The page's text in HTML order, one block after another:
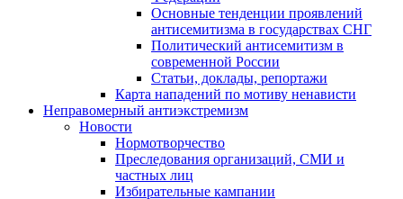
Основные тенденции проявлений
антисемитизма в государствах СНГ
Политический антисемитизм в
современной России
Статьи, доклады, репортажи
Карта нападений по мотиву ненависти
Неправомерный антиэкстремизм
Новости
Нормотворчество
Преследования организаций, СМИ и
частных лиц
Избирательные кампании